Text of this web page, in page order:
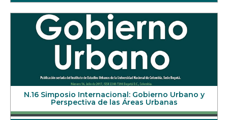
N.16 Simposio Internacional: Gobierno Urbano y
Perspectiva de las Áreas Urbanas